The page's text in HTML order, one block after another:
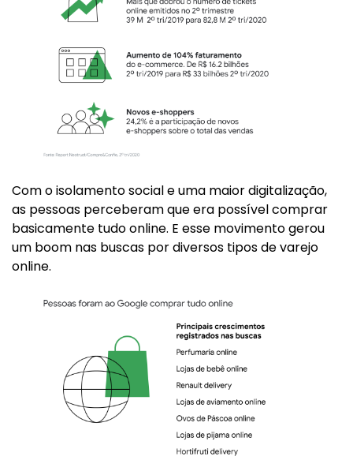
Com o isolamento social e uma maior digitalização,
as pessoas perceberam que era possível comprar
basicamente tudo online. E esse movimento gerou
um boom nas buscas por diversos tipos de varejo
online.